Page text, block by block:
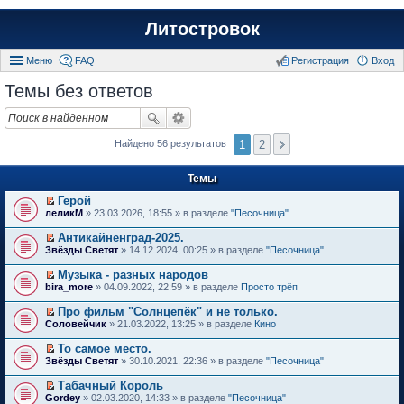
Литостровок
Меню FAQ Вход
Регистрация
Темы без ответов
Найдено 56 результатов 1 2
Темы
П
р
е
й
т
и
к
е
р
в
о
м
у
е
п
Герой
леликМ » 23.03.2026, 18:55 » в разделе "Песочница"
П
р
е
й
т
и
к
е
р
в
о
м
у
Антикайненград-2025.
Звёзды Светят » 14.12.2024, 00:25 » в разделе "Песочница"
П
р
е
й
т
и
к
е
Музыка - разных народов
bira_more » 04.09.2022, 22:59 » в разделе Просто трёп
П
р
й
т
и
к
Про фильм "Солнцепёк" и не только.
Соловейчик » 21.03.2022, 13:25 » в разделе Кино
П
р
й
То самое место.
Звёзды Светят » 30.10.2021, 22:36 » в разделе "Песочница"
П
Табачный Король
Gordey » 02.03.2020, 14:33 » в разделе "Песочница"